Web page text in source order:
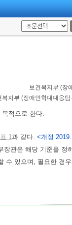
보건복지부 (장
복지부 (장애인학대대응팀
적으로 한다.
1과 같다. <개정
장관은 해당 기준을 정
수 있으며, 필요한 경